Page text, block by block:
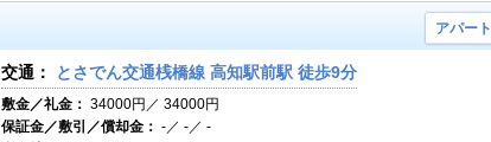
アパート
交通： とさでん交通桟橋線 高知駅前駅 徒歩9分
敷金／礼金： 34000円／ 34000円
保証金／敷引／償却金： -／ -／ -